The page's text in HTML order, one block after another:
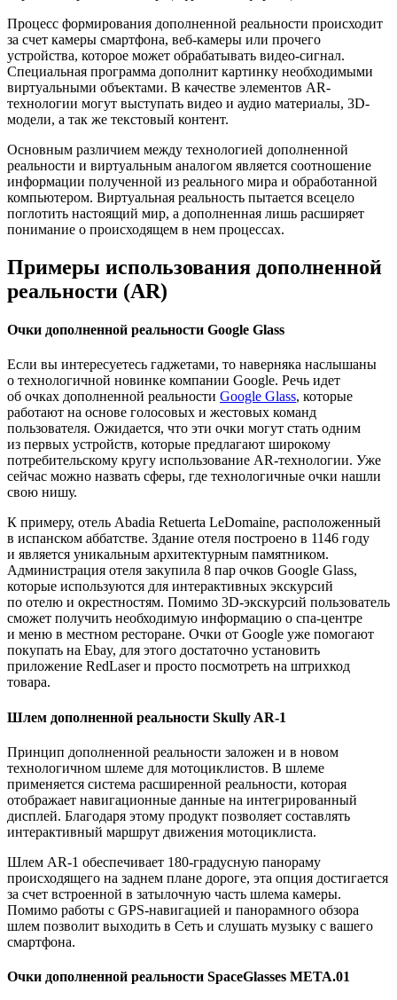
Процесс формирования дополненной реальности происходит
за счет камеры смартфона, веб-камеры или прочего
устройства, которое может обрабатывать видео-сигнал.
Специальная программа дополнит картинку необходимыми
виртуальными объектами. В качестве элементов AR-
технологии могут выступать видео и аудио материалы, 3D-
модели, а так же текстовый контент.
Основным различием между технологией дополненной
реальности и виртуальным аналогом является соотношение
информации полученной из реального мира и обработанной
компьютером. Виртуальная реальность пытается всецело
поглотить настоящий мир, а дополненная лишь расширяет
понимание о происходящем в нем процессах.
Примеры использования дополненной
реальности (AR)
Очки дополненной реальности Google Glass
Если вы интересуетесь гаджетами, то наверняка наслышаны
о технологичной новинке компании Google. Речь идет
об очках дополненной реальности Google Glass, которые
работают на основе голосовых и жестовых команд
пользователя. Ожидается, что эти очки могут стать одним
из первых устройств, которые предлагают широкому
потребительскому кругу использование AR-технологии. Уже
сейчас можно назвать сферы, где технологичные очки нашли
свою нишу.
К примеру, отель Abadia Retuerta LeDomaine, расположенный
в испанском аббатстве. Здание отеля построено в 1146 году
и является уникальным архитектурным памятником.
Администрация отеля закупила 8 пар очков Google Glass,
которые используются для интерактивных экскурсий
по отелю и окрестностям. Помимо 3D-экскурсий пользователь
сможет получить необходимую информацию о спа-центре
и меню в местном ресторане. Очки от Google уже помогают
покупать на Ebay, для этого достаточно установить
приложение RedLaser и просто посмотреть на штрихкод
товара.
Шлем дополненной реальности Skully AR-1
Принцип дополненной реальности заложен и в новом
технологичном шлеме для мотоциклистов. В шлеме
применяется система расширенной реальности, которая
отображает навигационные данные на интегрированный
дисплей. Благодаря этому продукт позволяет составлять
интерактивный маршрут движения мотоциклиста.
Шлем AR-1 обеспечивает 180-градусную панораму
происходящего на заднем плане дороге, эта опция достигается
за счет встроенной в затылочную часть шлема камеры.
Помимо работы с GPS-навигацией и панорамного обзора
шлем позволит выходить в Сеть и слушать музыку с вашего
смартфона.
Очки дополненной реальности SpaceGlasses META.01